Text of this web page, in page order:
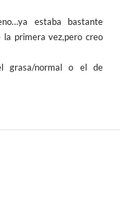
estaba bastante
la primera vez,pero creo
grasa/normal o el de